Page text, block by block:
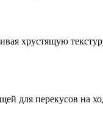
хрустящую
для перекусов